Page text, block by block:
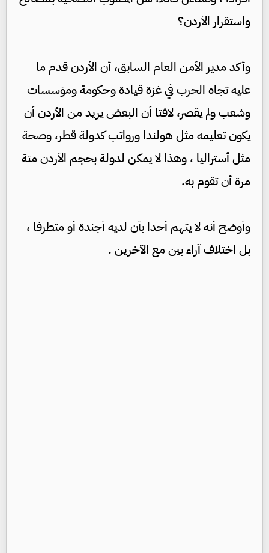
واستقرار الأردن؟
وأكد مدير الأمن العام السابق، أن الأردن قدم ما
عليه تجاه الحرب في غزة قيادة وحكومة ومؤسسات
وشعب ولم يقصر، لافتا أن البعض يريد من الأردن أن
يكون تعليمه مثل هولندا ورواتب كدولة قطر، وصحة
مثل أستراليا ، وهذا لا يمكن لدولة بحجم الأردن مئة
مرة أن تقوم به.
وأوضح أنه لا يتهم أحدا بأن لديه أجندة أو متطرفا ،
بل اختلاف آراء بين مع الآخرين .